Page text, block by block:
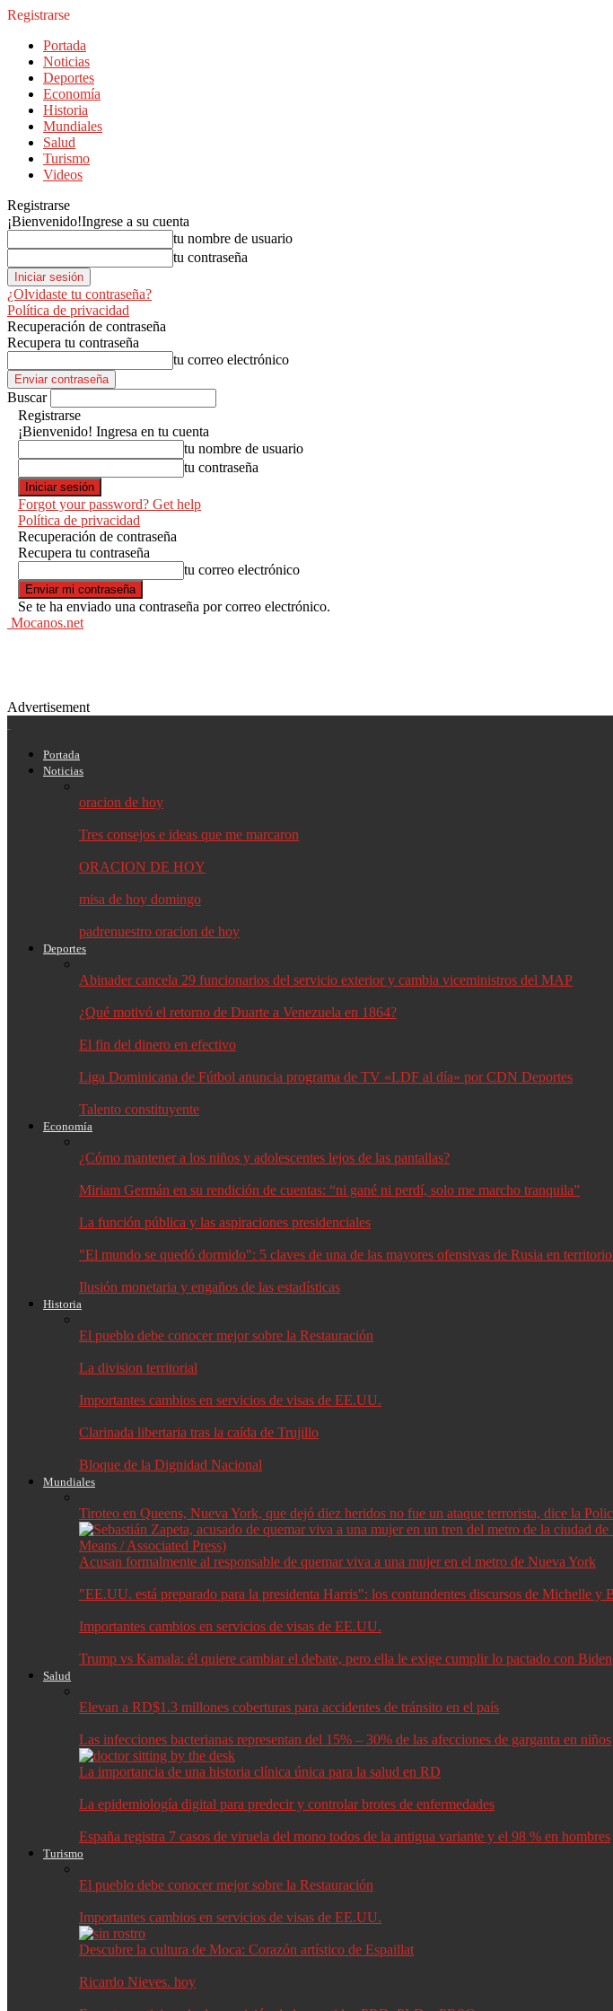
Registrarse
Portada
Noticias
Deportes
Economía
Historia
Mundiales
Salud
Turismo
Videos
Registrarse
¡Bienvenido!Ingrese a su cuenta
tu nombre de usuario
tu contraseña
¿Olvidaste tu contraseña?
Política de privacidad
Recuperación de contraseña
Recupera tu contraseña
tu correo electrónico
Buscar
Registrarse
¡Bienvenido! Ingresa en tu cuenta
tu nombre de usuario
tu contraseña
Forgot your password? Get help
Política de privacidad
Recuperación de contraseña
Recupera tu contraseña
tu correo electrónico
Se te ha enviado una contraseña por correo electrónico.
Mocanos.net
Advertisement
Portada
Noticias
oracion de hoy
Tres consejos e ideas que me marcaron
ORACION DE HOY
misa de hoy domingo
padrenuestro oracion de hoy
Deportes
Abinader cancela 29 funcionarios del servicio exterior y cambia viceministros del MAP
¿Qué motivó el retorno de Duarte a Venezuela en 1864?
El fin del dinero en efectivo
Liga Dominicana de Fútbol anuncia programa de TV «LDF al día» por CDN Deportes
Talento constituyente
Economía
¿Cómo mantener a los niños y adolescentes lejos de las pantallas?
Miriam Germán en su rendición de cuentas: “ni gané ni perdí, solo me marcho tranquila”
La función pública y las aspiraciones presidenciales
"El mundo se quedó dormido": 5 claves de una de las mayores ofensivas de Rusia en
Ilusión monetaria y engaños de las estadísticas
Historia
El pueblo debe conocer mejor sobre la Restauración
La division territorial
Importantes cambios en servicios de visas de EE.UU.
Clarinada libertaria tras la caída de Trujillo
Bloque de la Dignidad Nacional
Mundiales
Tiroteo en Queens, Nueva York, que dejó diez heridos no fue un ataque terrorista, dice la
Acusan formalmente al responsable de quemar viva a una mujer en el metro de Nueva York
"EE.UU. está preparado para la presidenta Harris": los contundentes discursos de Michelle
Importantes cambios en servicios de visas de EE.UU.
Trump vs Kamala: él quiere cambiar el debate, pero ella le exige cumplir lo pactado con Biden
Salud
Elevan a RD$1.3 millones coberturas para accidentes de tránsito en el país
Las infecciones bacterianas representan del 15% – 30% de las afecciones de garganta en niños
La importancia de una historia clínica única para la salud en RD
La epidemiología digital para predecir y controlar brotes de enfermedades
España registra 7 casos de viruela del mono todos de la antigua variante y el 98 % en hombres
Turismo
El pueblo debe conocer mejor sobre la Restauración
Importantes cambios en servicios de visas de EE.UU.
Descubre la cultura de Moca: Corazón artístico de Espaillat
Ricardo Nieves. hoy